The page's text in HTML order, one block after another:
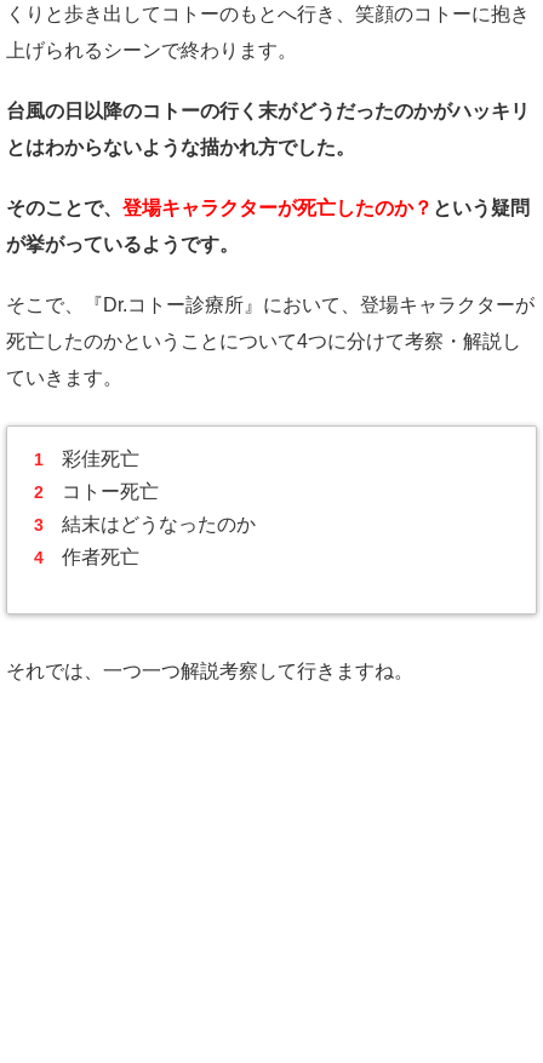
くりと歩き出してコトーのもとへ行き、笑顔のコトーに抱き
上げられるシーンで終わります。
台風の日以降のコトーの行く末がどうだったのかがハッキリ
とはわからないような描かれ方でした。
そのことで、 登場キャラクターが死亡したのか？ という疑問
が挙がっているようです。
そこで、『Dr.コトー診療所』において、登場キャラクターが
死亡したのかということについて4つに分けて考察・解説し
ていきます。
彩佳死亡
コトー死亡
結末はどうなったのか
作者死亡
それでは、一つ一つ解説考察して行きますね。